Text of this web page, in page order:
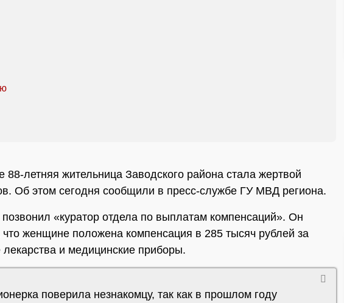
88-летняя жительница Заводского района стала жертвой
Об этом сегодня сообщили в пресс-службе ГУ МВД региона.
«куратор отдела по выплатам компенсаций». Он
что женщине положена компенсация в 285 тысяч рублей за
лекарства и медицинские приборы.
поверила незнакомцу, так как в прошлом году